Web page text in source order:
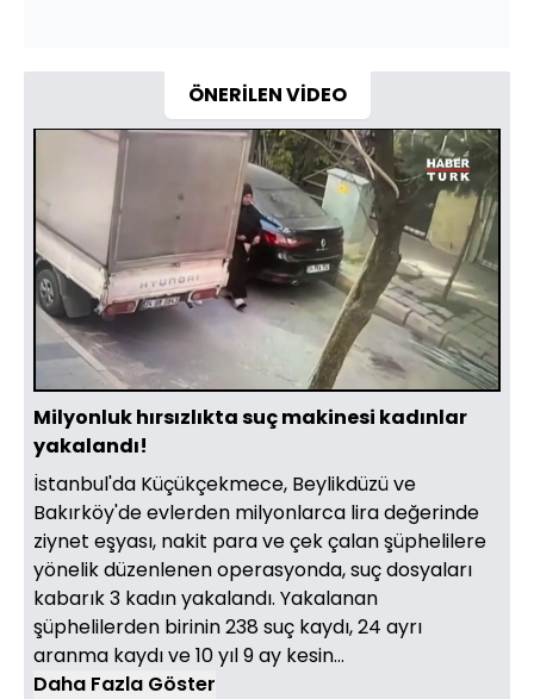
ÖNERİLEN VİDEO
Sesi
Aç
360
Yüklendi
37.41%
Oynatma
Hızı
Milyonluk hırsızlıkta suç makinesi kadınlar
yakalandı!
İstanbul'da Küçükçekmece, Beylikdüzü ve
Bakırköy'de evlerden milyonlarca lira değerinde
ziynet eşyası, nakit para ve çek çalan şüphelilere
yönelik düzenlenen operasyonda, suç dosyaları
kabarık 3 kadın yakalandı. Yakalanan
şüphelilerden birinin 238 suç kaydı, 24 ayrı
aranma kaydı ve 10 yıl 9 ay kesin...
Daha Fazla Göster